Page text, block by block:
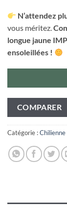
N’attendez
vous méritez.
longue jaune
ensoleillées !
COMPARER
Catégorie :Chilienne